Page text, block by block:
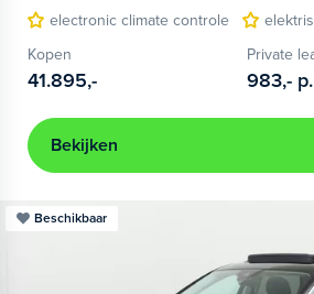
electronic climate controle
Kopen
41.895,-
Private
983,-
Bekijken
Beschikbaar